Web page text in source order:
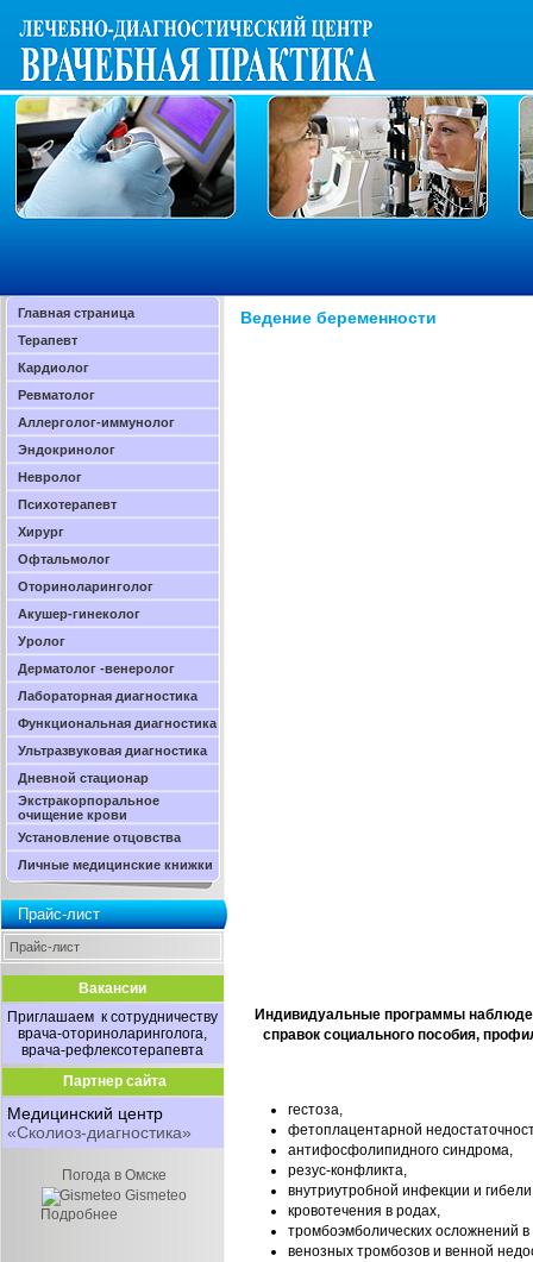
Главная страница
Терапевт
Кардиолог
Ревматолог
Аллерголог-иммунолог
Эндокринолог
Невролог
Психотерапевт
Хирург
Офтальмолог
Оториноларинголог
Акушер-гинеколог
Уролог
Дерматолог -венеролог
Лабораторная диагностика
Функциональная диагностика
Ультразвуковая диагностика
Дневной стационар
Экстракорпоральное
очищение крови
Установление отцовства
Личные медицинские книжки
Прайс-лист
Прайс-лист
Вакансии
Приглашаем к сотрудничеству
врача-оториноларинголога,
врача-рефлексотерапевта
Партнер сайта
Медицинский центр
«Сколиоз-диагностика»
Погода в Омске
Gismeteo
Подробнее
Ведение беременности
Индивидуальные программы
справок социального пособия,
гестоза,
фетоплацентарной
антифосфолипидного синдрома,
резус-конфликта,
внутриутробной инфекции и
кровотечения в родах,
тромбоэмболических осложнений в
венозных тромбозов и венной